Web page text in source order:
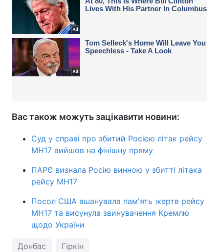
Вас також можуть зацікавити новини:
Суд у справі про збитий Росією літак рейсу
MH17 вийшов на фінішну пряму
ПАРЄ визнала Росію винною у збитті літака
рейсу MH17
Посол США вшанувала пам'ять жертв рейсу
MH17 та висунула звинувачення Кремлю
щодо України
Донбас Гіркін